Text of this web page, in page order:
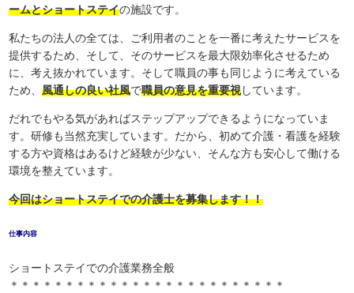
ームとショートステイの施設です。
私たちの法人の全ては、ご利用者のことを一番に考えたサービスを
提供するため、そして、そのサービスを最大限効率化させるため
に、考え抜かれています。そして職員の事も同じように考えている
ため、風通しの良い社風で職員の意見を重要視しています。
だれでもやる気があればステップアップできるようになっていま
す。研修も当然充実しています。だから、初めて介護・看護を経験
する方や資格はあるけど経験が少ない、そんな方も安心して働ける
環境を整えています。
今回はショートステイでの介護士を募集します！！
仕事内容
ショートステイでの介護業務全般
＊＊＊＊＊＊＊＊＊＊＊＊＊＊＊＊＊＊＊＊＊＊＊＊＊